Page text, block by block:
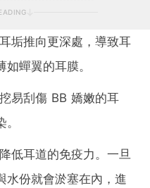
垢推向更深處，導致耳
蟬翼的耳膜。
易刮傷 BB 嬌嫩的耳
低耳道的免疫力。一旦
水份就會淤塞在內，進